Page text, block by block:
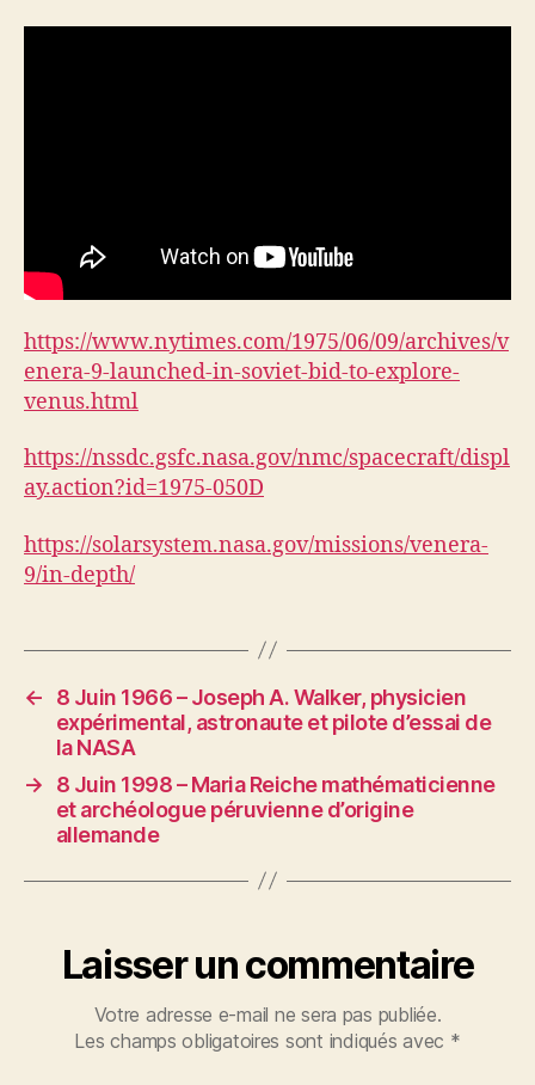
https://www.nytimes.com/1975/06/09/archives/v
enera-9-launched-in-soviet-bid-to-explore-
venus.html
https://nssdc.gsfc.nasa.gov/nmc/spacecraft/displ
ay.action?id=1975-050D
https://solarsystem.nasa.gov/missions/venera-
9/in-depth/
←
8 Juin 1966 – Joseph A. Walker, physicien
expérimental, astronaute et pilote d’essai de
la NASA
→
8 Juin 1998 – Maria Reiche mathématicienne
et archéologue péruvienne d’origine
allemande
Laisser un commentaire
Votre adresse e-mail ne sera pas publiée.
Les champs obligatoires sont indiqués avec *